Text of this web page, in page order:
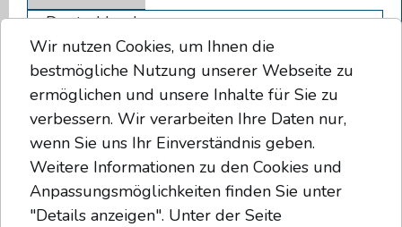
E-Mail*
Telefon
Wir nutzen Cookies, um Ihnen die
bestmögliche Nutzung unserer Webseite zu
ermöglichen und unsere Inhalte für Sie zu
verbessern. Wir verarbeiten Ihre Daten nur,
wenn Sie uns Ihr Einverständnis geben.
Weitere Informationen zu den Cookies und
Anpassungsmöglichkeiten finden Sie unter
"Details anzeigen". Unter der Seite